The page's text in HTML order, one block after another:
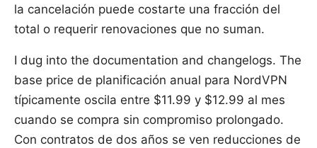
la cancelación puede costarte una fracción del
total o requerir renovaciones que no suman.
I dug into the documentation and changelogs. The
base price de planificación anual para NordVPN
típicamente oscila entre $11.99 y $12.99 al mes
cuando se compra sin compromiso prolongado.
Con contratos de dos años se ven reducciones de